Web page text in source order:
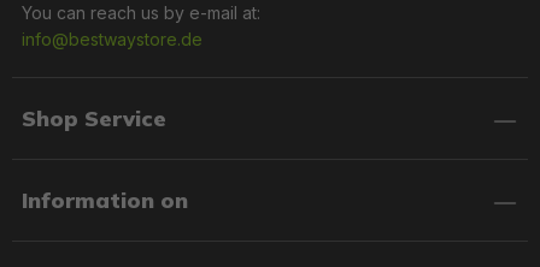
You can reach us by e-mail at:
info@bestwaystore.de
Shop Service
Information on